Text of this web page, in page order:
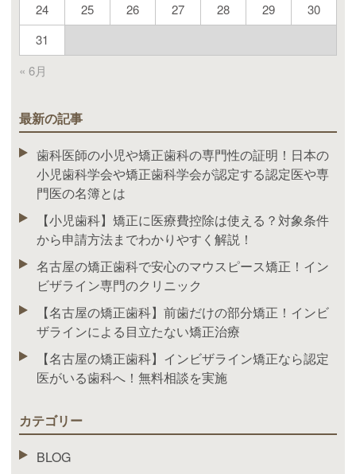
« 6月
24
25 26 27 28 29
30
31
最新の記事
歯科医師の小児や矯正歯科の専門性の証明！日本の
小児歯科学会や矯正歯科学会が認定する認定医や専
門医の名簿とは
【小児歯科】矯正に医療費控除は使える？対象条件
から申請方法までわかりやすく解説！
名古屋の矯正歯科で安心のマウスピース矯正！イン
ビザライン専門のクリニック
【名古屋の矯正歯科】前歯だけの部分矯正！インビ
ザラインによる目立たない矯正治療
【名古屋の矯正歯科】インビザライン矯正なら認定
医がいる歯科へ！無料相談を実施
カテゴリー
BLOG